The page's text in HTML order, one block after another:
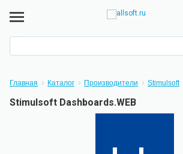
Главная Каталог Производители Stimulsoft
Stimulsoft Dashboards.WEB